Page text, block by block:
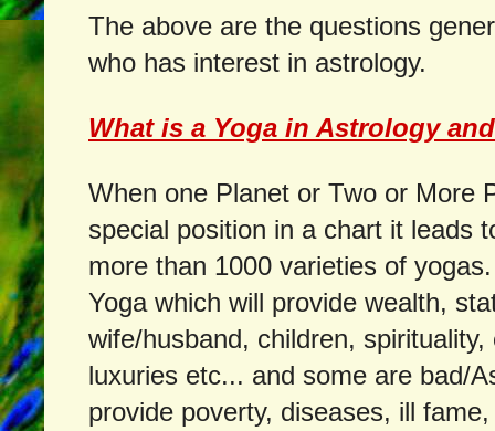
The above are the questions
who has interest in astrology.
What is a Yoga in Astrology
When one Planet or Two or More
special position in a chart it leads
more than 1000 varieties of
Yoga which will provide wealth,
wife/husband, children,
luxuries etc... and some are bad/
provide poverty, diseases, ill